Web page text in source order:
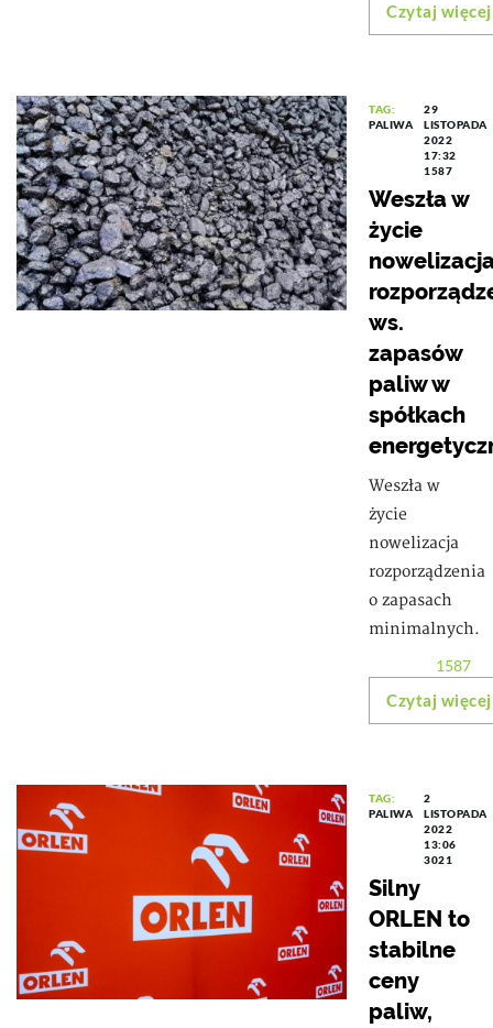
Czytaj więcej
TAG:
PALIWA
29
LISTOPADA
2022
17:32
1587
Weszła w
życie
ws.
zapasów
paliw w
spółkach
Weszła w
życie
nowelizacja
rozporządzenia
o zapasach
minimalnych.
1587
Czytaj więcej
TAG:
PALIWA
2
LISTOPADA
2022
13:06
3021
Silny
ORLEN to
stabilne
ceny
paliw,